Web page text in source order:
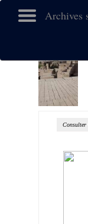
Archives
Consulter